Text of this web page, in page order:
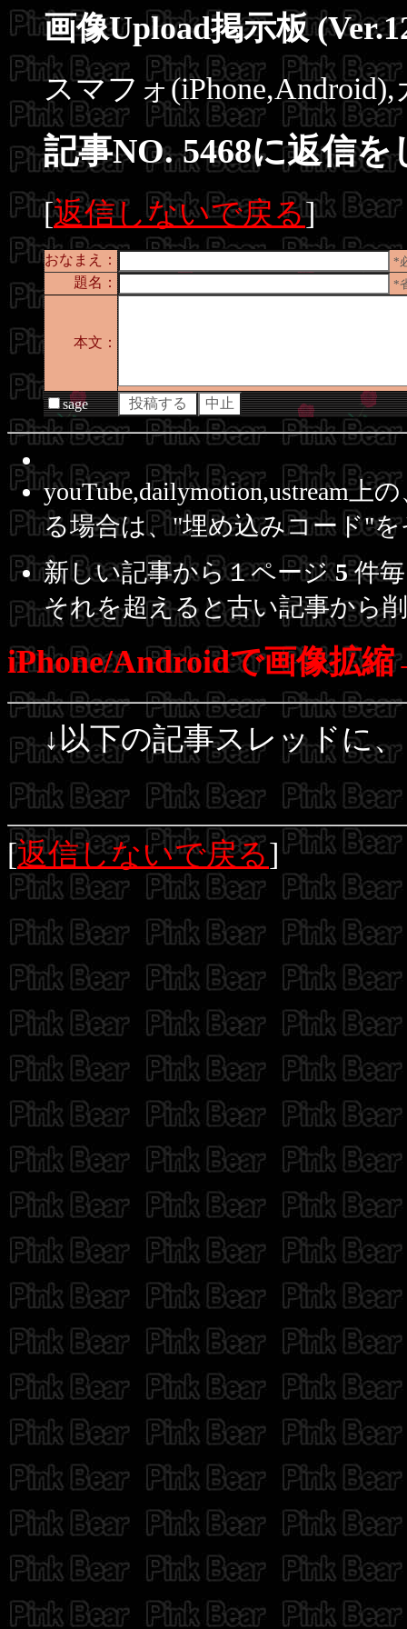
画像Upload掲示板
スマフォ
記事NO. 5468に返信
[返信しないで戻る]
おなまえ： *
題名： *
本文：
sage
youTube,dailymotion,ustream上
る場合は、"埋め込みコード"
新しい記事から１ページ5件
それを超えると古い記事から
iPhone/Androidで画像拡
↓以下の記事スレッドに
[返信しないで戻る]